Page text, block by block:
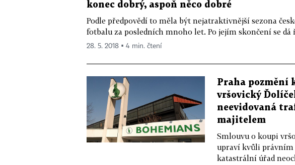
konec dobrý, aspoň něco dobré
Podle předpovědí to měla být nejatraktivnější sezona
fotbalu za posledních mnoho let. Po jejím skončení se dá
28. 5. 2018 ▪ 4 min. čtení
Praha pozmění
vršovický
neevidovaná
majitelem
Smlouvu o koupi
upraví kvůli právním
katastrální úřad